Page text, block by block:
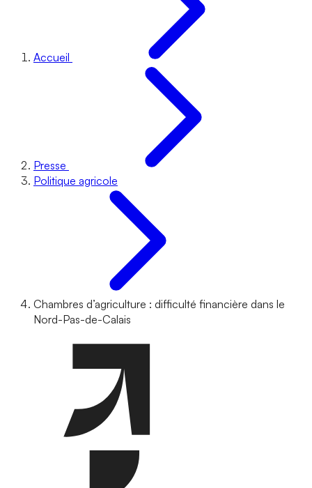
Accueil
Presse
Politique agricole
Chambres d’agriculture : difficulté financière dans le
Nord-Pas-de-Calais